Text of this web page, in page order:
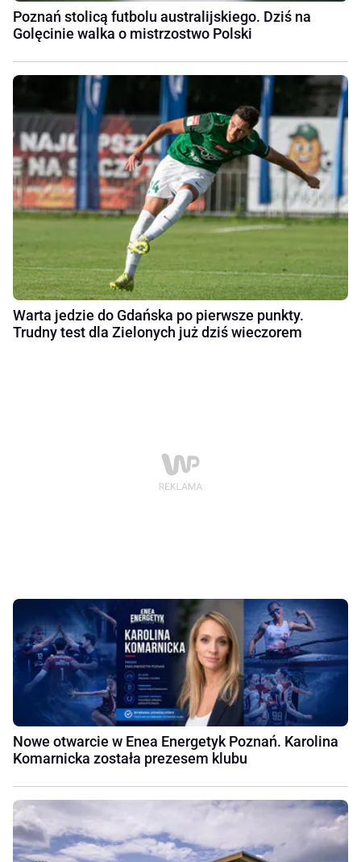
Poznań stolicą futbolu australijskiego. Dziś na
Golęcinie walka o mistrzostwo Polski
Warta jedzie do Gdańska po pierwsze punkty.
Trudny test dla Zielonych już dziś wieczorem
Nowe otwarcie w Enea Energetyk Poznań. Karolina
Komarnicka została prezesem klubu